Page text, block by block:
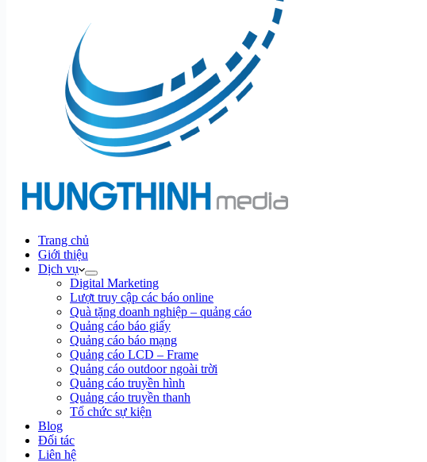
Trang chủ
Giới thiệu
Dịch vụ
Digital Marketing
Lượt truy cập các báo online
Quà tặng doanh nghiệp – quảng cáo
Quảng cáo báo giấy
Quảng cáo báo mạng
Quảng cáo LCD – Frame
Quảng cáo outdoor ngoài trời
Quảng cáo truyền hình
Quảng cáo truyền thanh
Tổ chức sự kiện
Blog
Đối tác
Liên hệ